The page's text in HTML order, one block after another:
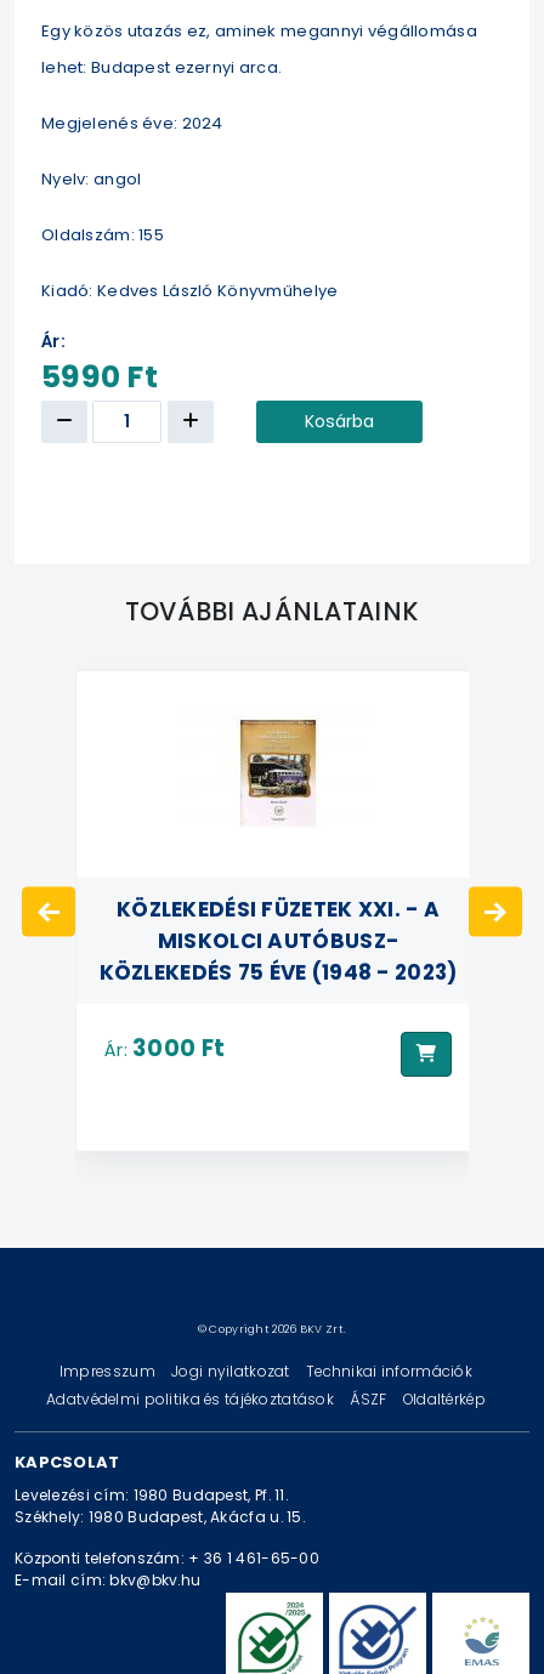
Egy közös utazás ez, aminek megannyi végállomása
lehet: Budapest ezernyi arca.
Megjelenés éve: 2024
Nyelv: angol
Oldalszám: 155
Kiadó: Kedves László Könyvműhelye
Ár:
5990 Ft
Kosárba
TOVÁBBI AJÁNLATAINK
KÖZLEKEDÉSI FÜZETEK XXI. - A
MISKOLCI AUTÓBUSZ-
KÖZLEKEDÉS 75 ÉVE (1948 - 2023)
Ár: 3000 Ft
© Copyright 2026 BKV Zrt.
Impresszum Jogi nyilatkozat
Technikai információk
Adatvédelmi politika és tájékoztatások
ÁSZF Oldaltérkép
KAPCSOLAT
Levelezési cím: 1980 Budapest, Pf. 11.
Székhely: 1980 Budapest, Akácfa u. 15.
Központi telefonszám: + 36 1 461-65-00
E-mail cím: bkv@bkv.hu